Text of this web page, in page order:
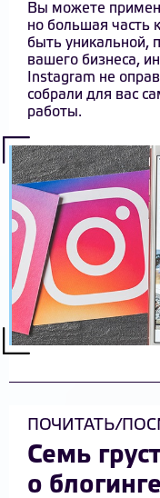
Вы можете
но большая часть
быть уникальной,
вашего бизнеса,
Instagram не
собрали для вас
работы.
ПОЧИТАТЬ/
Семь
о блогинге